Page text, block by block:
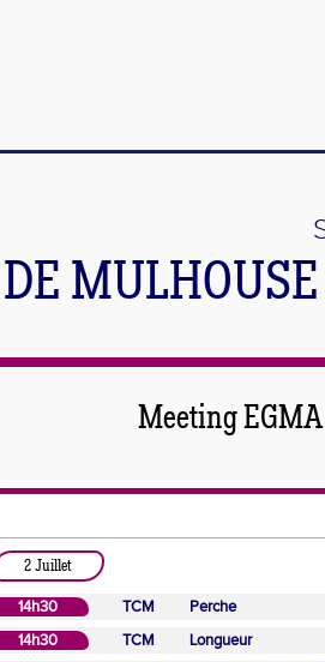
DE
Meeting
2 Juillet
14h30 TCM
Perche
14h30
TCM
Longueur